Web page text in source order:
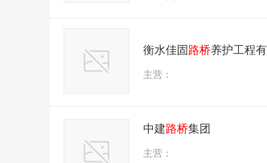
衡水佳固路桥养护工程
主营：
中建路桥集团
主营：